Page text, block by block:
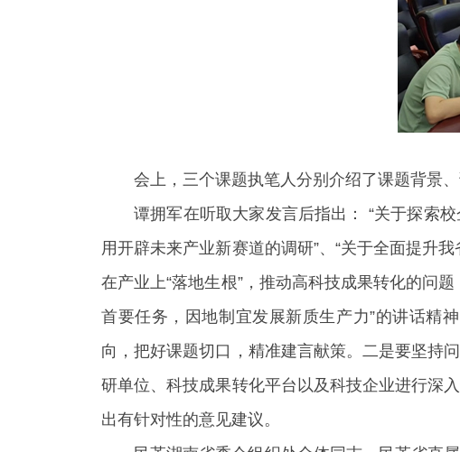
会上，三个课题执笔人分别介绍了课题背景
谭拥军在听取大家发言后指出： “关于探索
用开辟未来产业新赛道的调研”、“关于全面提升
在产业上“落地生根”，推动高科技成果转化的问
首要任务，因地制宜发展新质生产力”的讲话精
向，把好课题切口，精准建言献策。二是要坚持
研单位、科技成果转化平台以及科技企业进行深
出有针对性的意见建议。